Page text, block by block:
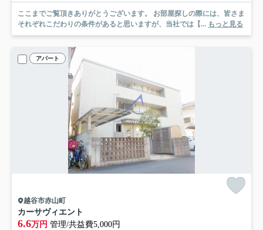
ここまでご覧頂きありがとうございます。 お部屋探しの際には、皆さま
それぞれこだわりの条件があると思いますが、当社では【... もっと見る
アパート
越谷市赤山町
カーサヴィエント
6.6万円 管理/共益費5,000円